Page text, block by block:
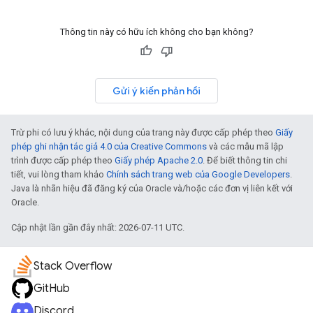
Thông tin này có hữu ích không cho bạn không?
Gửi ý kiến phản hồi
Trừ phi có lưu ý khác, nội dung của trang này được cấp phép theo Giấy
phép ghi nhận tác giả 4.0 của Creative Commons và các mẫu mã lập
trình được cấp phép theo Giấy phép Apache 2.0. Để biết thông tin chi
tiết, vui lòng tham khảo Chính sách trang web của Google Developers.
Java là nhãn hiệu đã đăng ký của Oracle và/hoặc các đơn vị liên kết với
Oracle.
Cập nhật lần gần đây nhất: 2026-07-11 UTC.
Stack Overflow
GitHub